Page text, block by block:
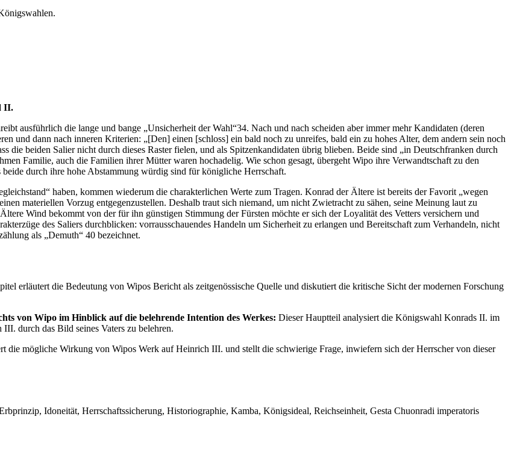
II.
ausführlich die lange und bange „Unsicherheit der Wahl“34. Nach und nach scheiden aber immer mehr Kandidaten (deren
und dann nach inneren Kriterien: „[Den] einen [schloss] ein bald noch zu unreifes, bald ein zu hohes Alter, dem andern sein noch
die beiden Salier nicht durch dieses Raster fielen, und als Spitzenkandidaten übrig blieben. Beide sind „in Deutschfranken durch
Familie, auch die Familien ihrer Mütter waren hochadelig. Wie schon gesagt, übergeht Wipo ihre Verwandtschaft zu den
durch ihre hohe Abstammung würdig sind für königliche Herrschaft.
haben, kommen wiederum die charakterlichen Werte zum Tragen. Konrad der Ältere ist bereits der Favorit „wegen
materiellen Vorzug entgegenzustellen. Deshalb traut sich niemand, um nicht Zwietracht zu sähen, seine Meinung laut zu
Wind bekommt von der für ihn günstigen Stimmung der Fürsten möchte er sich der Loyalität des Vetters versichern und
des Saliers durchblicken: vorrausschauendes Handeln um Sicherheit zu erlangen und Bereitschaft zum Verhandeln, nicht
als „Demuth“ 40 bezeichnet.
erläutert die Bedeutung von Wipos Bericht als zeitgenössische Quelle und diskutiert die kritische Sicht der modernen Forschung
von Wipo im Hinblick auf die belehrende Intention des Werkes: Dieser Hauptteil analysiert die Königswahl Konrads II. im
durch das Bild seines Vaters zu belehren.
die mögliche Wirkung von Wipos Werk auf Heinrich III. und stellt die schwierige Frage, inwiefern sich der Herrscher von dieser
Idoneität, Herrschaftssicherung, Historiographie, Kamba, Königsideal, Reichseinheit, Gesta Chuonradi imperatoris